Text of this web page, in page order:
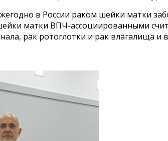
в России раком шейки матки
матки ВПЧ-ассоциированными
рак ротоглотки и рак влагалища и